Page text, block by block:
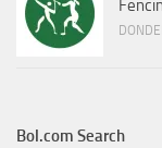
Bol.com Search